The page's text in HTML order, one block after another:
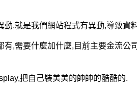
,就是我們網站程式有異動,導致
有,需要什麼加什麼,目前主要金流
把自己裝美美的帥帥的酷酷的.